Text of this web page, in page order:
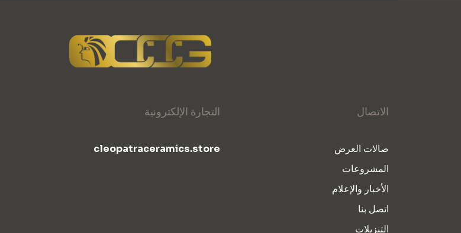
الاتصال
صالات العرض
المشروعات
الأخبار والإعلام
اتصل بنا
التنزيلات
التجارة الإلكترونية
cleopatraceramics.store